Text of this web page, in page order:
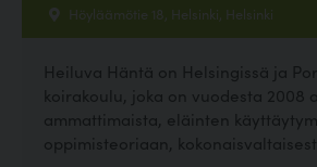
Höyläämötie 18, Helsinki, Helsinki
Heiluva Häntä on Helsingissä ja
koirakoulu, joka on vuodesta 2008
ammattimaista, eläinten
oppimisteoriaan,